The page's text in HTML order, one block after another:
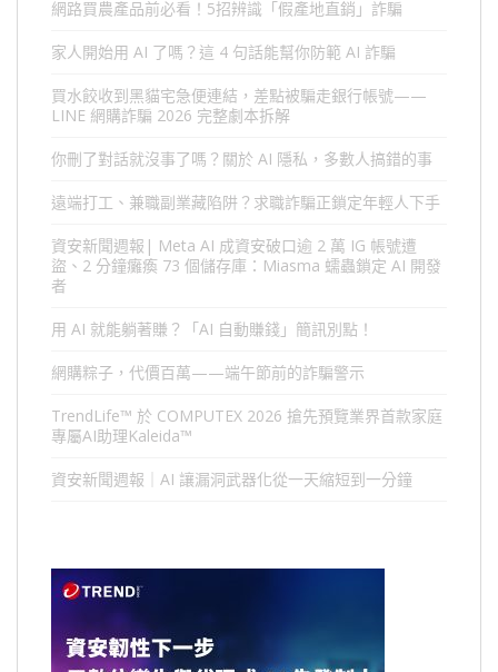
網路買農產品前必看！5招辨識「假產地直銷」詐騙
家人開始用 AI 了嗎？這 4 句話能幫你防範 AI 詐騙
買水餃收到黑貓宅急便連結，差點被騙走銀行帳號——
LINE 網購詐騙 2026 完整劇本拆解
你刪了對話就沒事了嗎？關於 AI 隱私，多數人搞錯的事
遠端打工、兼職副業藏陷阱？求職詐騙正鎖定年輕人下手
資安新聞週報| Meta AI 成資安破口逾 2 萬 IG 帳號遭
盜、2 分鐘癱瘓 73 個儲存庫：Miasma 蠕蟲鎖定 AI 開發
者
用 AI 就能躺著賺？「AI 自動賺錢」簡訊別點！
網購粽子，代價百萬——端午節前的詐騙警示
TrendLife™ 於 COMPUTEX 2026 搶先預覽業界首款家庭
專屬AI助理Kaleida™
資安新聞週報｜AI 讓漏洞武器化從一天縮短到一分鐘